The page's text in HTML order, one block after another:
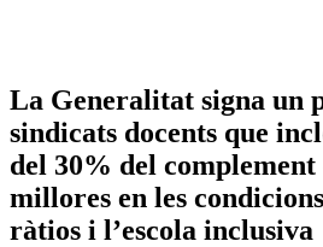
La Generalitat signa un
sindicats docents que
del 30% del complement
millores en les
ràtios i l’escola inclusiva